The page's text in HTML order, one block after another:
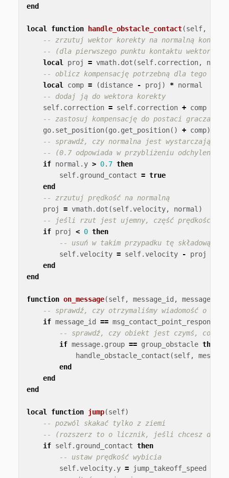
end
local function handle_obstacle_contact(self,
-- zrzutuj wektor korekty na normalną
-- (dla pierwszego punktu kontaktu wektor
local
proj = vmath. dot (self. correction,
-- oblicz kompensację potrzebną dla tego
local
comp = (distance - proj ) * normal
-- dodaj ją do wektora korekty
self. correction = self. correction + comp
-- zastosuj kompensację do postaci gracza
go. set_position(go. get_position() + comp)
-- sprawdź, czy normalna jest wystarczająco
-- (0.7 odpowiada w przybliżeniu odchyleniu
if normal . y > 0. 7 then
self. ground_contact = true
end
-- zrzutuj prędkość na normalną
proj
= vmath. dot (self.velocity, normal )
-- jeśli rzut jest ujemny, część prędkości
if proj < 0 then
-- usuń w takim przypadku tę składową
self.velocity = self.velocity - proj
end
end
function on_message(self, message_id , message
-- sprawdź, czy otrzymaliśmy wiadomość o
if message_id == msg_contact_point_response
-- sprawdź, czy obiekt jest czymś, co
if message. group == group_obstacle then
handle_obstacle_contact (self, message
end
end
end
local function jump(self)
-- pozwól skakać tylko z ziemi
-- (rozszerz to o licznik, jeśli chcesz dodać
if self. ground_contact then
-- ustaw prędkość wybicia
self.velocity. y =
jump_takeoff_speed